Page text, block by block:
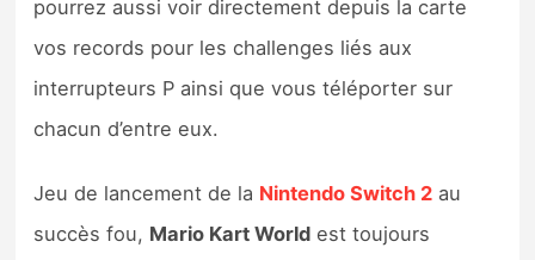
pourrez aussi voir directement depuis la carte
vos records pour les challenges liés aux
interrupteurs P ainsi que vous téléporter sur
chacun d’entre eux.
Jeu de lancement de la Nintendo Switch 2 au
succès fou, Mario Kart World est toujours